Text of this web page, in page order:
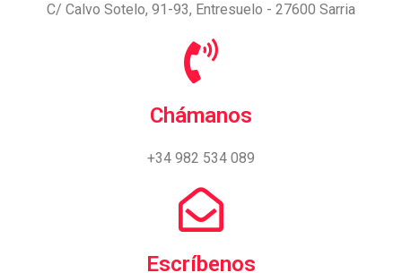
C/ Calvo Sotelo, 91-93, Entresuelo - 27600 Sarria
Chámanos
+34 982 534 089
Escríbenos